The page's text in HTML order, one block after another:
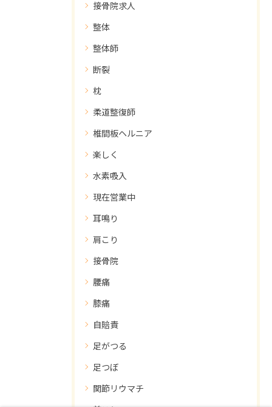
接骨院求人
整体
整体師
断裂
枕
柔道整復師
椎間板ヘルニア
楽しく
水素吸入
現在営業中
耳鳴り
肩こり
接骨院
腰痛
膝痛
自賠責
足がつる
足つぼ
関節リウマチ